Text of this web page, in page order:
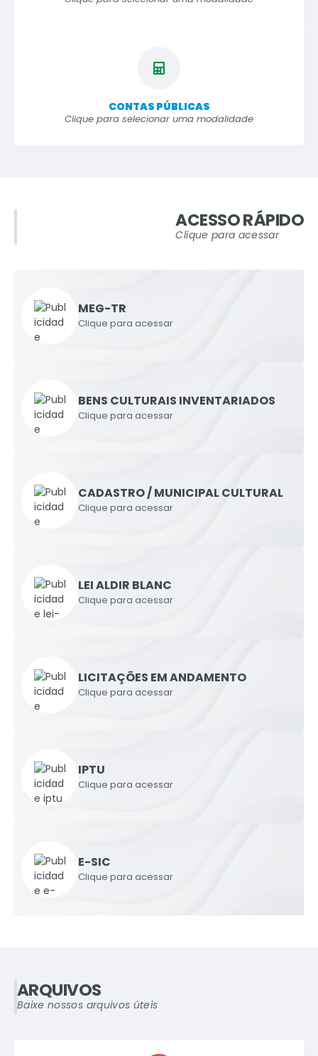
CONTAS PÚBLICAS
Clique para selecionar uma modalidade
ACESSO RÁPIDO
Clique para acessar
MEG-TR
Clique para acessar
BENS CULTURAIS INVENTARIADOS
Clique para acessar
CADASTRO / MUNICIPAL CULTURAL
Clique para acessar
LEI ALDIR BLANC
Clique para acessar
LICITAÇÕES EM ANDAMENTO
Clique para acessar
IPTU
Clique para acessar
E-SIC
Clique para acessar
ARQUIVOS
Baixe nossos arquivos úteis